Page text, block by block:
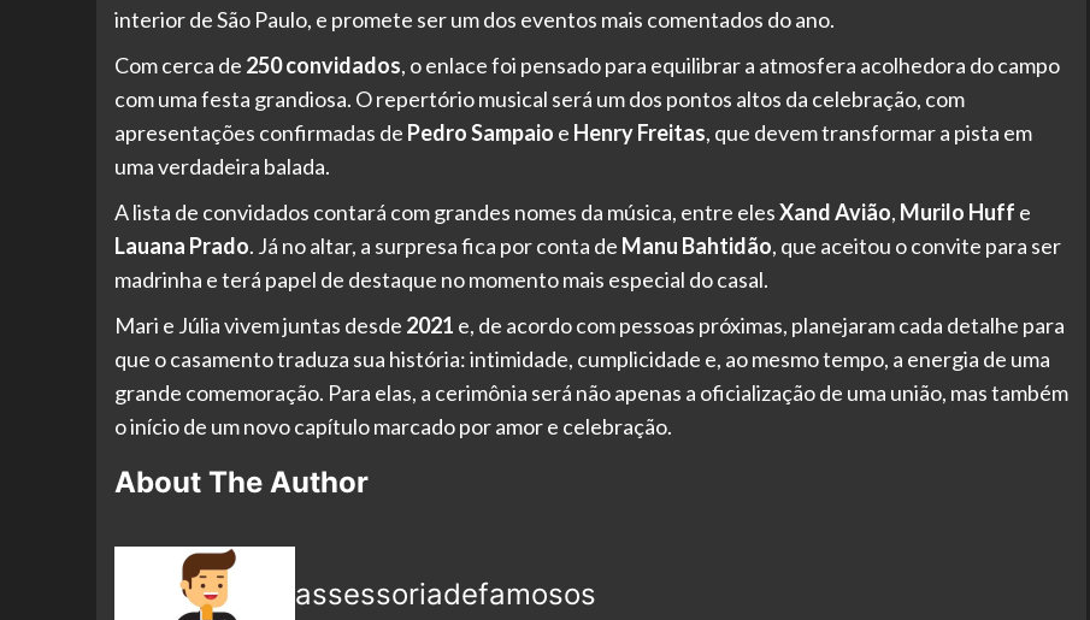
interior de São Paulo, e promete ser um dos eventos mais comentados do ano.
Com cerca de 250 convidados, o enlace foi pensado para equilibrar a atmosfera acolhedora do campo
com uma festa grandiosa. O repertório musical será um dos pontos altos da celebração, com
apresentações confirmadas de Pedro Sampaio e Henry Freitas, que devem transformar a pista em
uma verdadeira balada.
A lista de convidados contará com grandes nomes da música, entre elesXand Avião, Murilo Huff e
Lauana Prado. Já no altar, a surpresa fica por conta de Manu Bahtidão, que aceitou o convite para ser
madrinha e terá papel de destaque no momento mais especial do casal.
Mari e Júlia vivem juntas desde 2021 e, de acordo com pessoas próximas, planejaram cada detalhe para
que o casamento traduza sua história: intimidade, cumplicidade e, ao mesmo tempo, a energia de uma
grande comemoração. Para elas, a cerimônia será não apenas a oficialização de uma união, mas também
o início de um novo capítulo marcado por amor e celebração.
About The Author
assessoriadefamosos